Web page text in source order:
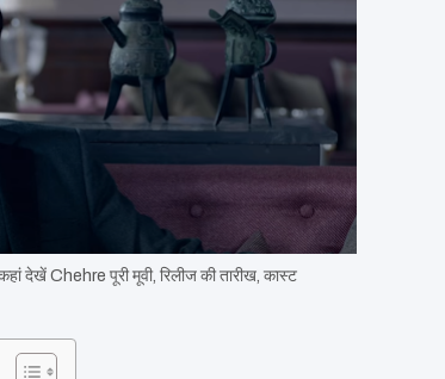
Chehre पूरी मूवी, रिलीज की तारीख, कास्ट